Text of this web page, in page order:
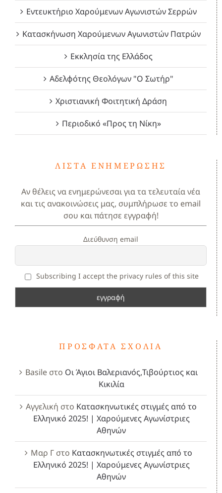
Εντευκτήριο Χαρούμενων Αγωνιστών Σερρών
Κατασκήνωση Χαρούμενων Αγωνιστών Πατρών
Εκκλησία της Ελλάδος
Αδελφότης Θεολόγων "Ο Σωτήρ"
Χριστιανική Φοιτητική Δράση
Περιοδικό «Προς τη Νίκη»
ΛΊΣΤΑ ΕΝΗΜΈΡΩΣΗΣ
Αν θέλεις να ενημερώνεσαι για τα τελευταία νέα
και τις ανακοινώσεις μας, συμπλήρωσε το email
σου και πάτησε εγγραφή!
Διεύθυνση email
Subscribing I accept the privacy rules of this site
ΠΡΌΣΦΑΤΑ ΣΧΌΛΙΑ
Basileστο Οι Άγιοι Βαλεριανός,Τιβούρτιος και
Κικιλία
Αγγελική στο Κατασκηνωτικές στιγμές από το
Ελληνικό 2025! | Χαρούμενες Αγωνίστριες
Αθηνών
Μαρ Γστο Κατασκηνωτικές στιγμές από το
Ελληνικό 2025! | Χαρούμενες Αγωνίστριες
Αθηνών